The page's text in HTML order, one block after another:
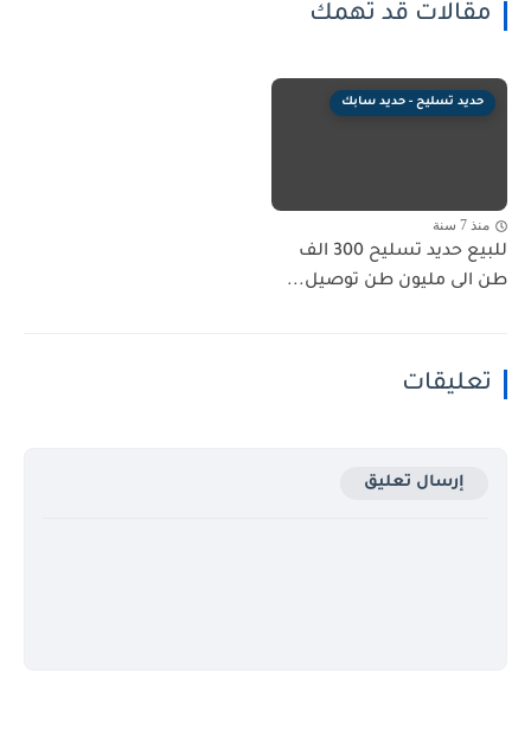
مقالات قد تهمك
حديد تسليح - حديد سابك
منذ 7 سنة
للبيع حديد تسليح 300 الف
طن الى مليون طن توصيل...
تعليقات
إرسال تعليق